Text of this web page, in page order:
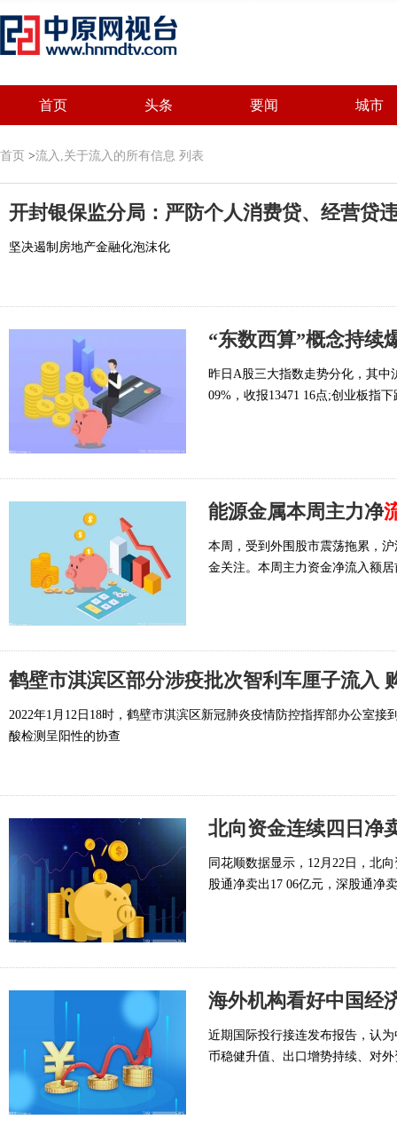
首页 头条 要闻 城市
首页 >流入,关于流入的所有信息 列表
开封银保监分局：严防个人消费贷、经营贷
坚决遏制房地产金融化泡沫化
“东数西算”概念持续
昨日A股三大指数走势分化，其中
09%，收报13471 16点;创业板指
能源金属本周主力净
本周，受到外围股市震荡拖累，
金关注。本周主力资金净流入额
鹤壁市淇滨区部分涉疫批次智利车厘子流入
2022年1月12日18时，鹤壁市淇滨区新冠肺炎疫情防控指挥部办公室
酸检测呈阳性的协查
北向资金连续四日净
同花顺数据显示，12月22日，北
股通净卖出17 06亿元，深股通净
海外机构看好中国经
近期国际投行接连发布报告，认
币稳健升值、出口增势持续、对